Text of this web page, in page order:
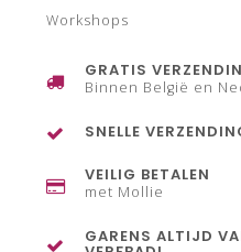
Workshops
GRATIS
Binnen België en
SNELLE
VEILIG BETALEN
met Mollie
GARENS ALTIJD